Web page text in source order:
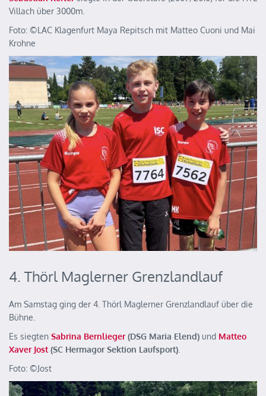
Villach über 3000m.
Foto: ©️LAC Klagenfurt Maya Repitsch mit Matteo Cuoni und Mai
Krohne
4. Thörl Maglerner Grenzlandlauf
Am Samstag ging der 4. Thörl Maglerner Grenzlandlauf über die
Bühne.
Es siegten Sabrina Bernlieger(DSG Maria Elend) und Matteo
Xaver Jost (SC Hermagor Sektion Laufsport)
Foto: ©️Jost